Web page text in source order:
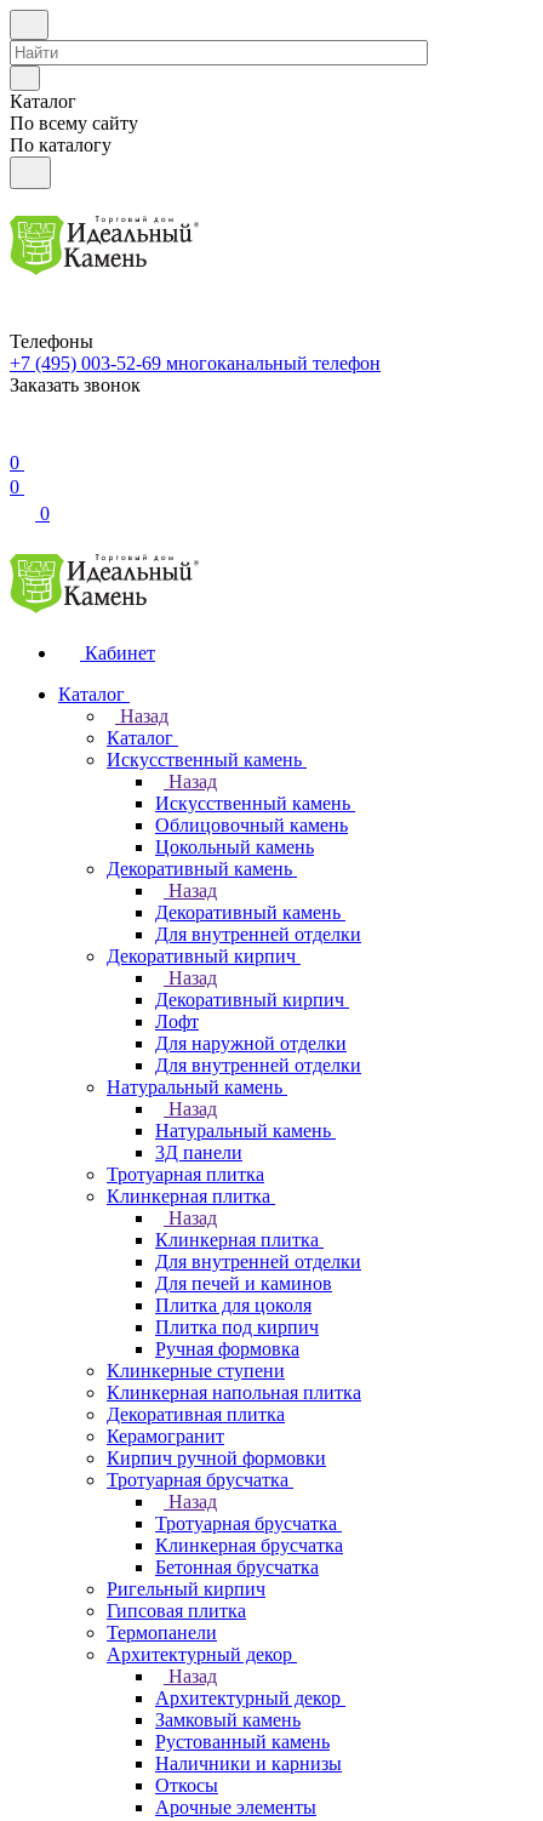
Каталог
По всему сайту
По каталогу
Телефоны
+7 (495) 003-52-69 многоканальный телефон
Заказать звонок
0
0
0
Кабинет
Каталог
Назад
Каталог
Искусственный камень
Назад
Искусственный камень
Облицовочный камень
Цокольный камень
Декоративный камень
Назад
Декоративный камень
Для внутренней отделки
Декоративный кирпич
Назад
Декоративный кирпич
Лофт
Для наружной отделки
Для внутренней отделки
Натуральный камень
Назад
Натуральный камень
3Д панели
Тротуарная плитка
Клинкерная плитка
Назад
Клинкерная плитка
Для внутренней отделки
Для печей и каминов
Плитка для цоколя
Плитка под кирпич
Ручная формовка
Клинкерные ступени
Клинкерная напольная плитка
Декоративная плитка
Керамогранит
Кирпич ручной формовки
Тротуарная брусчатка
Назад
Тротуарная брусчатка
Клинкерная брусчатка
Бетонная брусчатка
Ригельный кирпич
Гипсовая плитка
Термопанели
Архитектурный декор
Назад
Архитектурный декор
Замковый камень
Рустованный камень
Наличники и карнизы
Откосы
Арочные элементы